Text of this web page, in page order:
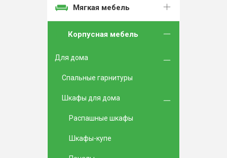
Мягкая мебель
Корпусная мебель
Для дома
Спальные гарнитуры
Шкафы для дома
Распашные шкафы
Шкафы-купе